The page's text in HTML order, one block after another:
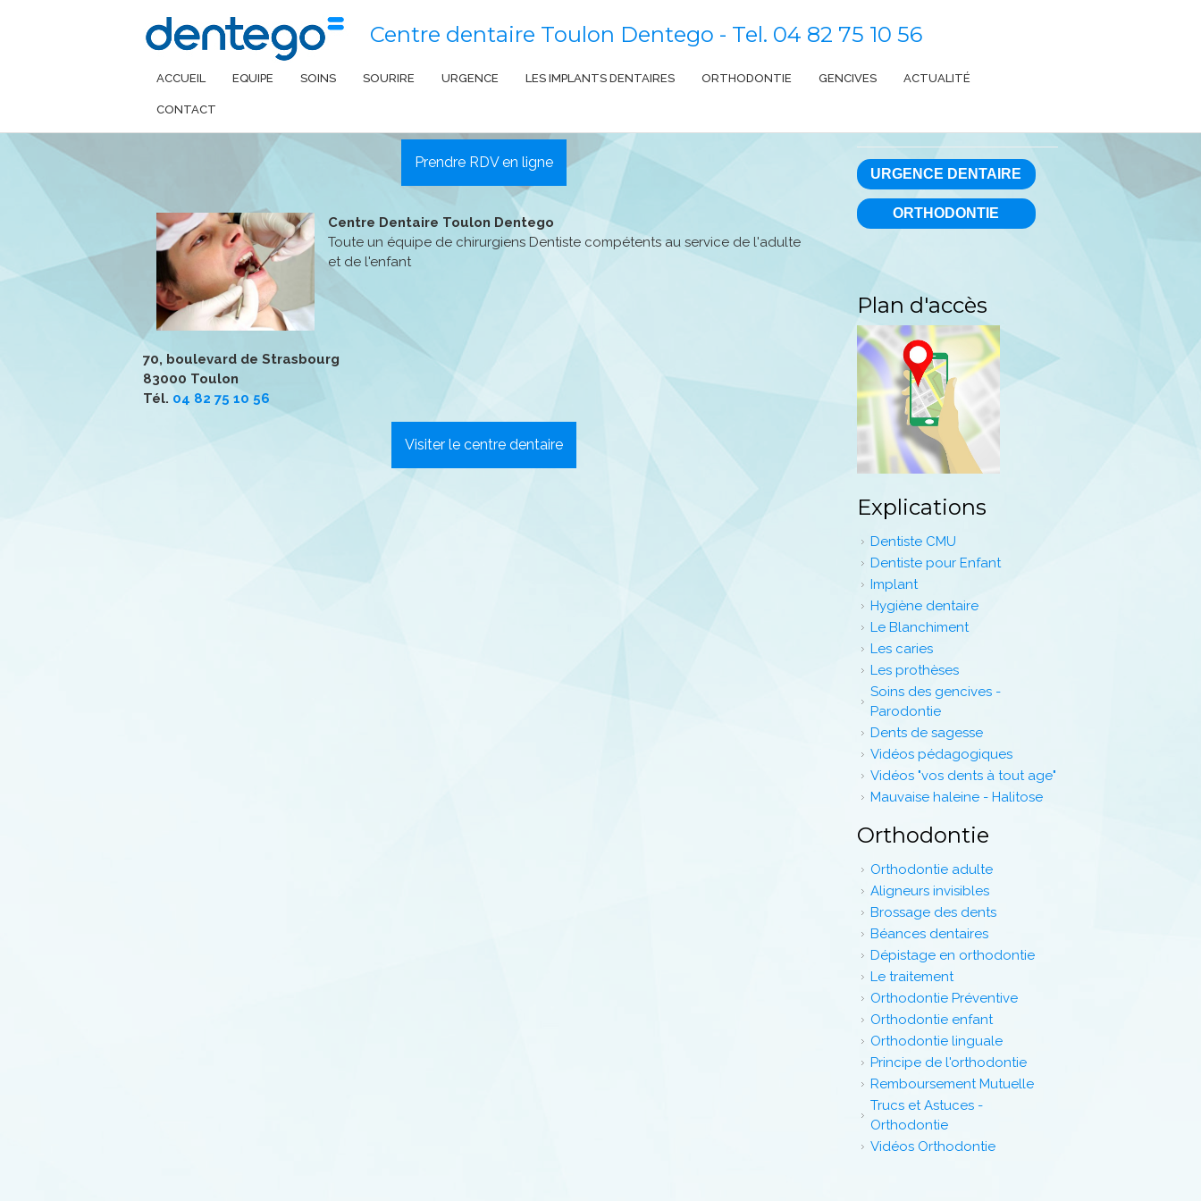
Centre dentaire Toulon Dentego - Tel. 04 82 75 10 56
ACCUEIL EQUIPE SOINS SOURIRE URGENCE LES IMPLANTS DENTAIRES ORTHODONTIE GENCIVES ACTUALITÉ
CONTACT
Vos Dentistes à Toulon
Prendre RDV en ligne
Centre Dentaire Toulon Dentego
Toute un équipe de chirurgiens Dentiste compétents au service de l'adulte
et de l'enfant
70, boulevard de Strasbourg
83000 Toulon
Tél. 04 82 75 10 56
Visiter le centre dentaire
URGENCE DENTAIRE
ORTHODONTIE
Plan d'accès
Explications
Dentiste CMU
Dentiste pour Enfant
Implant
Hygiène dentaire
Le Blanchiment
Les caries
Les prothèses
Soins des gencives -
Parodontie
Dents de sagesse
Vidéos pédagogiques
Vidéos "vos dents à tout age"
Mauvaise haleine - Halitose
Orthodontie
Orthodontie adulte
Aligneurs invisibles
Brossage des dents
Béances dentaires
Dépistage en orthodontie
Le traitement
Orthodontie Préventive
Orthodontie enfant
Orthodontie linguale
Principe de l'orthodontie
Remboursement Mutuelle
Trucs et Astuces -
Orthodontie
Vidéos Orthodontie